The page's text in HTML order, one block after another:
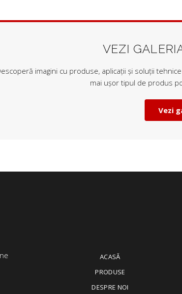
VEZI
imagini cu produse, aplicații și soluții
mai ușor tipul de produs
Vezi
ACASĂ
PRODUSE
DESPRE NOI